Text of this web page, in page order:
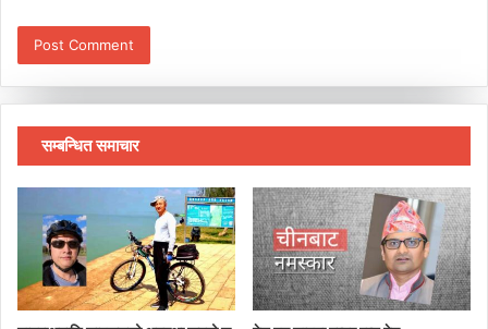
सम्बन्धित समाचार